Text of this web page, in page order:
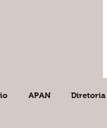
APAN Diretoria